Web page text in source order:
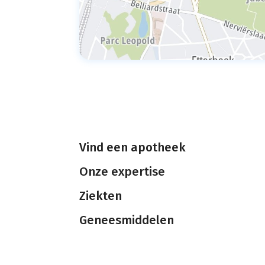
Vind een apotheek
Onze expertise
Ziekten
Geneesmiddelen